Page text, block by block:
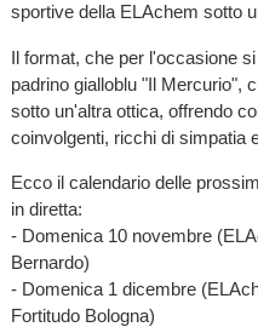
sportive della ELAchem sotto
Il format, che per l'occasione
padrino gialloblu "Il Mercurio",
sotto un'altra ottica, offrendo
coinvolgenti, ricchi di simpatia
Ecco il calendario delle
in diretta:
- Domenica 10 novembre
Bernardo)
- Domenica 1 dicembre
Fortitudo Bologna)